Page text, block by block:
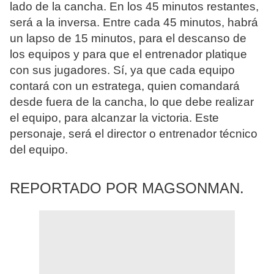
lado de la cancha. En los 45 minutos restantes,
será a la inversa. Entre cada 45 minutos, habrá
un lapso de 15 minutos, para el descanso de
los equipos y para que el entrenador platique
con sus jugadores. Sí, ya que cada equipo
contará con un estratega, quien comandará
desde fuera de la cancha, lo que debe realizar
el equipo, para alcanzar la victoria. Este
personaje, será el director o entrenador técnico
del equipo.
REPORTADO POR MAGSONMAN.